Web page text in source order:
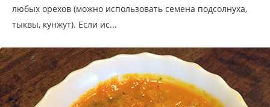
любых орехов (можно использовать семена подсолнуха,
тыквы, кунжут). Если ис...